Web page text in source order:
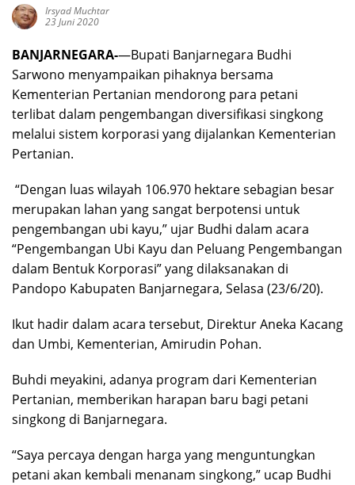
Irsyad Muchtar
23 Juni 2020
BANJARNEGARA-—Bupati Banjarnegara Budhi
Sarwono menyampaikan pihaknya bersama
Kementerian Pertanian mendorong para petani
terlibat dalam pengembangan diversifikasi singkong
melalui sistem korporasi yang dijalankan Kementerian
Pertanian.
“Dengan luas wilayah 106.970 hektare sebagian besar
merupakan lahan yang sangat berpotensi untuk
pengembangan ubi kayu,” ujar Budhi dalam acara
“Pengembangan Ubi Kayu dan Peluang Pengembangan
dalam Bentuk Korporasi” yang dilaksanakan di
Pandopo Kabupaten Banjarnegara, Selasa (23/6/20).
Ikut hadir dalam acara tersebut, Direktur Aneka Kacang
dan Umbi, Kementerian, Amirudin Pohan.
Buhdi meyakini, adanya program dari Kementerian
Pertanian, memberikan harapan baru bagi petani
singkong di Banjarnegara.
“Saya percaya dengan harga yang menguntungkan
petani akan kembali menanam singkong,” ucap Budhi